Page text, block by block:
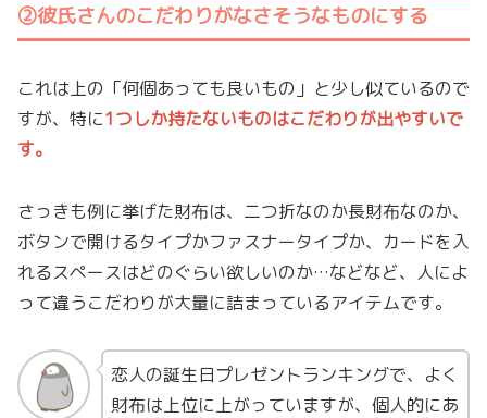
②彼氏さんのこだわりがなさそうなものにする
これは上の「何個あっても良いもの」と少し似ているので
すが、特に1つしか持たないものはこだわりが出やすいで
す。
さっきも例に挙げた財布は、二つ折なのか長財布なのか、
ボタンで開けるタイプかファスナータイプか、カードを入
れるスペースはどのぐらい欲しいのか…などなど、人によ
って違うこだわりが大量に詰まっているアイテムです。
恋人の誕生日プレゼントランキングで、よく
財布は上位に上がっていますが、個人的にあ